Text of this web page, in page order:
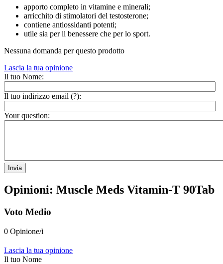
apporto completo in vitamine e minerali;
arricchito di stimolatori del testosterone;
contiene antiossidanti potenti;
utile sia per il benessere che per lo sport.
Nessuna domanda per questo prodotto
Lascia la tua opinione
Il tuo Nome:
Il tuo indirizzo email (?):
Your question:
Invia
Opinioni: Muscle Meds Vitamin-T 90Tab
Voto Medio
0 Opinione/i
Lascia la tua opinione
Il tuo Nome